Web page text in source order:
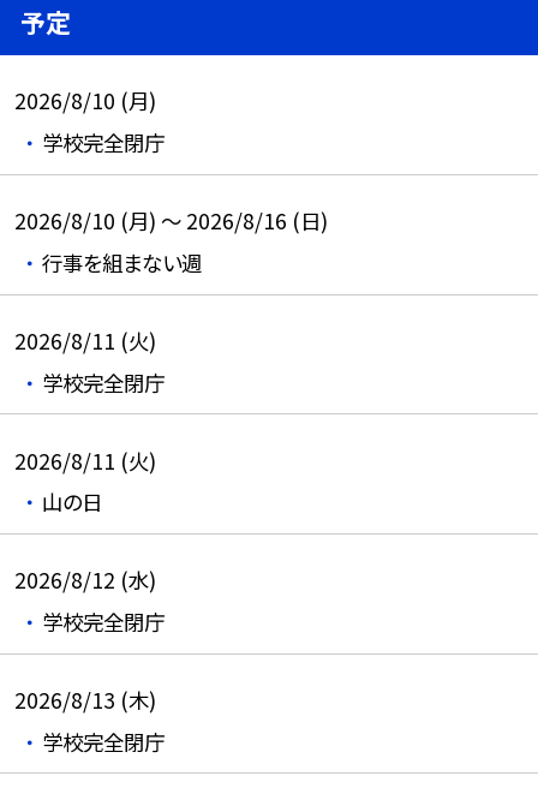
予定
2026/8/10 (月)
学校完全閉庁
2026/8/10 (月) ～ 2026/8/16 (日)
行事を組まない週
2026/8/11 (火)
学校完全閉庁
2026/8/11 (火)
山の日
2026/8/12 (水)
学校完全閉庁
2026/8/13 (木)
学校完全閉庁